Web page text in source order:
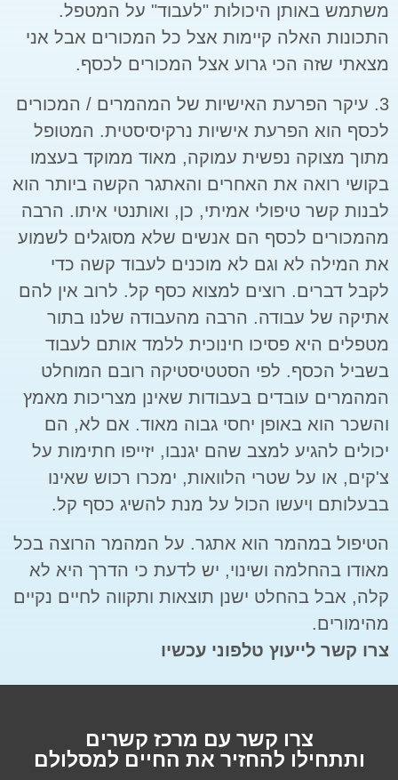
משתמש באותן היכולות "לעבוד" על המטפל.
התכונות האלה קיימות אצל כל המכורים אבל אני
מצאתי שזה הכי גרוע אצל המכורים לכסף.
3. עיקר הפרעת האישיות של המהמרים / המכורים
לכסף הוא הפרעת אישיות נרקיסיסטית. המטופל
מתוך מצוקה נפשית עמוקה, מאוד ממוקד בעצמו
בקושי רואה את האחרים והאתגר הקשה ביותר הוא
לבנות קשר טיפולי אמיתי, כן, ואותנטי איתו. הרבה
מהמכורים לכסף הם אנשים שלא מסוגלים לשמוע
את המילה לא וגם לא מוכנים לעבוד קשה כדי
לקבל דברים. רוצים למצוא כסף קל. לרוב אין להם
אתיקה של עבודה. הרבה מהעבודה שלנו בתור
מטפלים היא פסיכו חינוכית ללמד אותם לעבוד
בשביל הכסף. לפי הסטטיסטיקה רובם המוחלט
המהמרים עובדים בעבודות שאינן מצריכות מאמץ
והשכר הוא באופן יחסי גבוה מאוד. אם לא, הם
יכולים להגיע למצב שהם יגנבו, יזייפו חתימות על
צ'קים, או על שטרי הלוואות, ימכרו רכוש שאינו
בבעלותם ויעשו הכול על מנת להשיג כסף קל.
הטיפול במהמר הוא אתגר. על המהמר הרוצה בכל
מאודו בהחלמה ושינוי, יש לדעת כי הדרך היא לא
קלה, אבל בהחלט ישנן תוצאות ותקווה לחיים נקיים
מהימורים.
צרו קשר לייעוץ טלפוני עכשיו
צרו קשר עם מרכז קשרים
ותתחילו להחזיר את החיים למסלולם